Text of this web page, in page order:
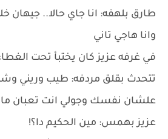
طارق بلهفه: انا جاي حالا.. جيهان
وانا هاجي تاني
في غرفه عزيز كان يختبأ تحت
تتحدث بقلق مردفه: طيب وريني
علشان نفسك وجولي انت تعبان
عزيز بهمس: مين الحكيم دا؟!